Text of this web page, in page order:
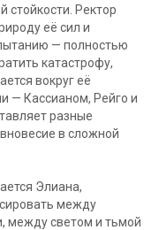
стойкости. Ректор
её сил и
— полностью
катастрофу,
вокруг её
— Кассианом, Рейго и
разные
в сложной
Элиана,
между
между светом и тьмой